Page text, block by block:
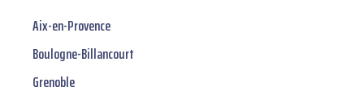
Aix-en-Provence
Boulogne-Billancourt
Grenoble